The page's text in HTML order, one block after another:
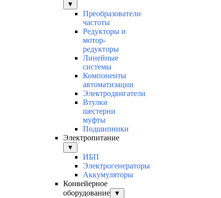
▼
Преобразователи
частоты
Редукторы и
мотор-
редукторы
Линейные
системы
Компоненты
автоматизации
Электродвигатели
Втулки
шестерни
муфты
Подшипники
Электропитание
▼
ИБП
Электрогенераторы
Аккумуляторы
Конвейерное
оборудование
▼